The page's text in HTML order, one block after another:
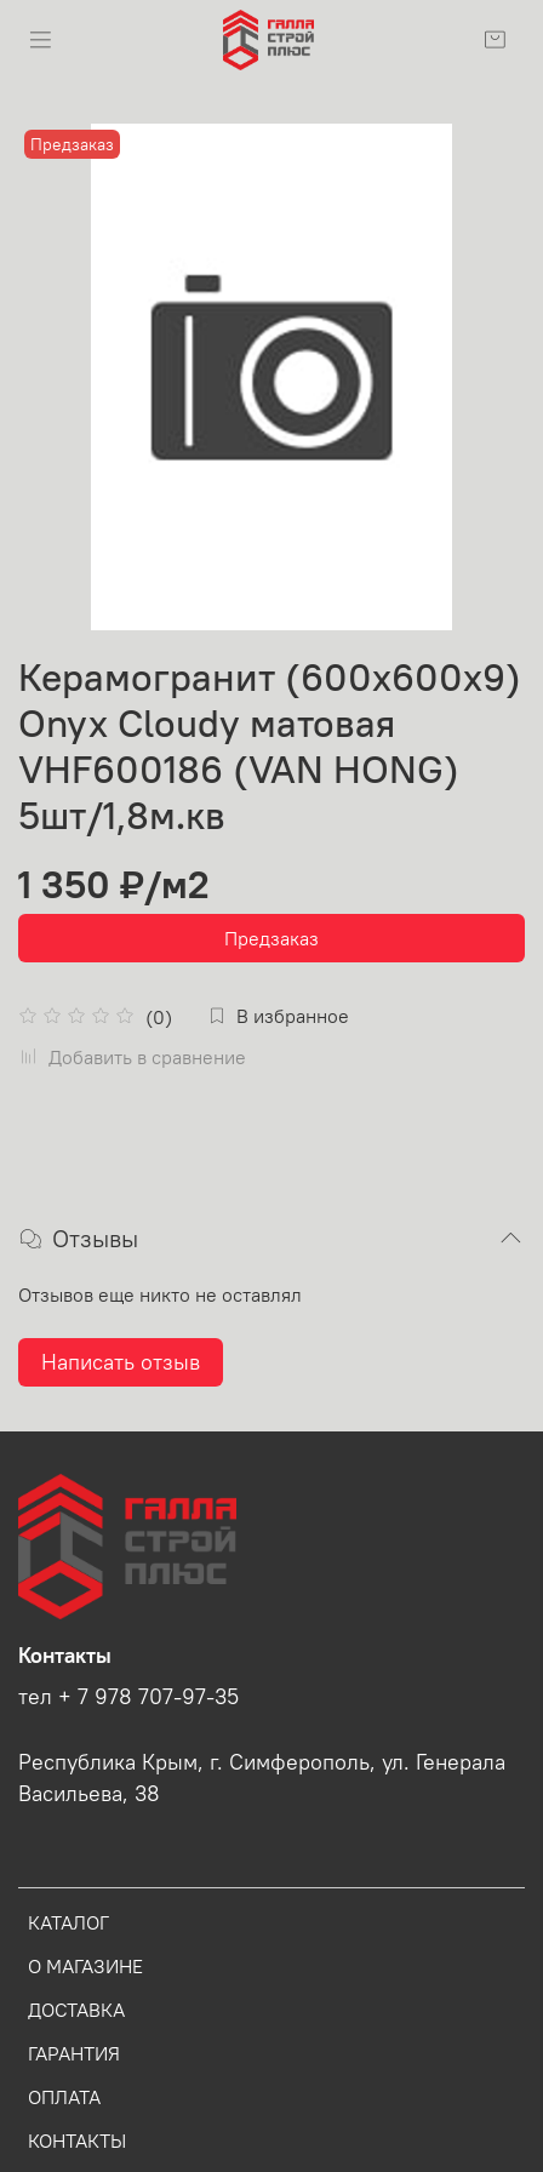
Предзаказ
Керамогранит (600х600х9)
Onyx Cloudy матовая
VHF600186 (VAN HONG)
5шт/1,8м.кв
(0)
В избранное
Добавить в сравнение
1 350 ₽/м2
Предзаказ
Отзывы
Отзывов еще никто не оставлял
Написать отзыв
КАТАЛОГ
О МАГАЗИНЕ
ДОСТАВКА
ГАРАНТИЯ
ОПЛАТА
КОНТАКТЫ
Контакты
тел + 7 978 707-97-35
Республика Крым, г. Симферополь, ул. Генерала
Васильева, 38